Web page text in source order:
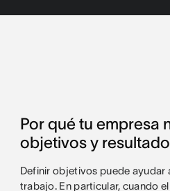
Por qué tu empresa
objetivos y
Definir objetivos puede ayudar
trabajo. En particular, cuando